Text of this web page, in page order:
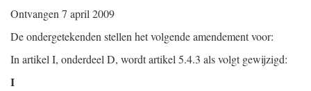
Ontvangen 7 april 2009
De ondergetekenden stellen het volgende amendement voor:
In artikel I, onderdeel D, wordt artikel 5.4.3 als volgt gewijzigd:
I